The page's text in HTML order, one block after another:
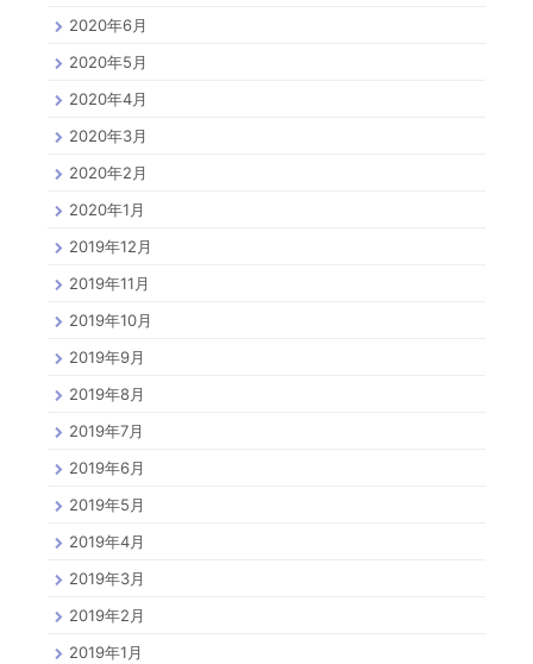
2020年6月
2020年5月
2020年4月
2020年3月
2020年2月
2020年1月
2019年12月
2019年11月
2019年10月
2019年9月
2019年8月
2019年7月
2019年6月
2019年5月
2019年4月
2019年3月
2019年2月
2019年1月